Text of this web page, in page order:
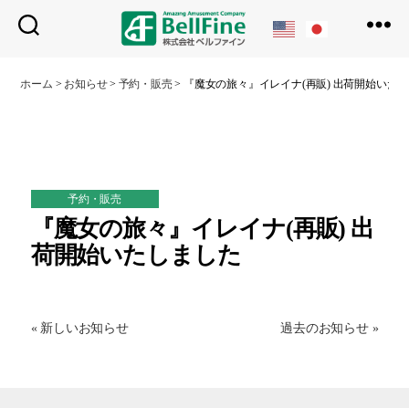
フ
ホーム > お知らせ> 予約・販売> 『魔女の旅々』イレイナ(再販) 出荷開始いた
予約・販売
『魔女の旅々』イレイナ(再販) 出
荷開始いたしました
« 新しいお知らせ 過去のお知らせ »